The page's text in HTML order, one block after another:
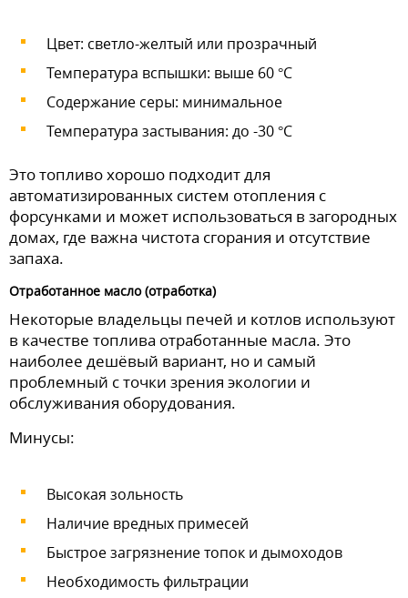
Цвет: светло-желтый или прозрачный
Температура вспышки: выше 60 °C
Содержание серы: минимальное
Температура застывания: до -30 °C
Это топливо хорошо подходит для
автоматизированных систем отопления с
форсунками и может использоваться в загородных
домах, где важна чистота сгорания и отсутствие
запаха.
Отработанное масло (отработка)
Некоторые владельцы печей и котлов используют
в качестве топлива отработанные масла. Это
наиболее дешёвый вариант, но и самый
проблемный с точки зрения экологии и
обслуживания оборудования.
Минусы:
Высокая зольность
Наличие вредных примесей
Быстрое загрязнение топок и дымоходов
Необходимость фильтрации